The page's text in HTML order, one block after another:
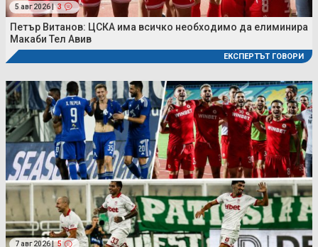
5 авг 2026 | 3
Петър Витанов: ЦСКА има всичко необходимо да елиминира
Макаби Тел Авив
ЕКСПЕРТЪТ ГОВОРИ
7 авг 2026 | 5